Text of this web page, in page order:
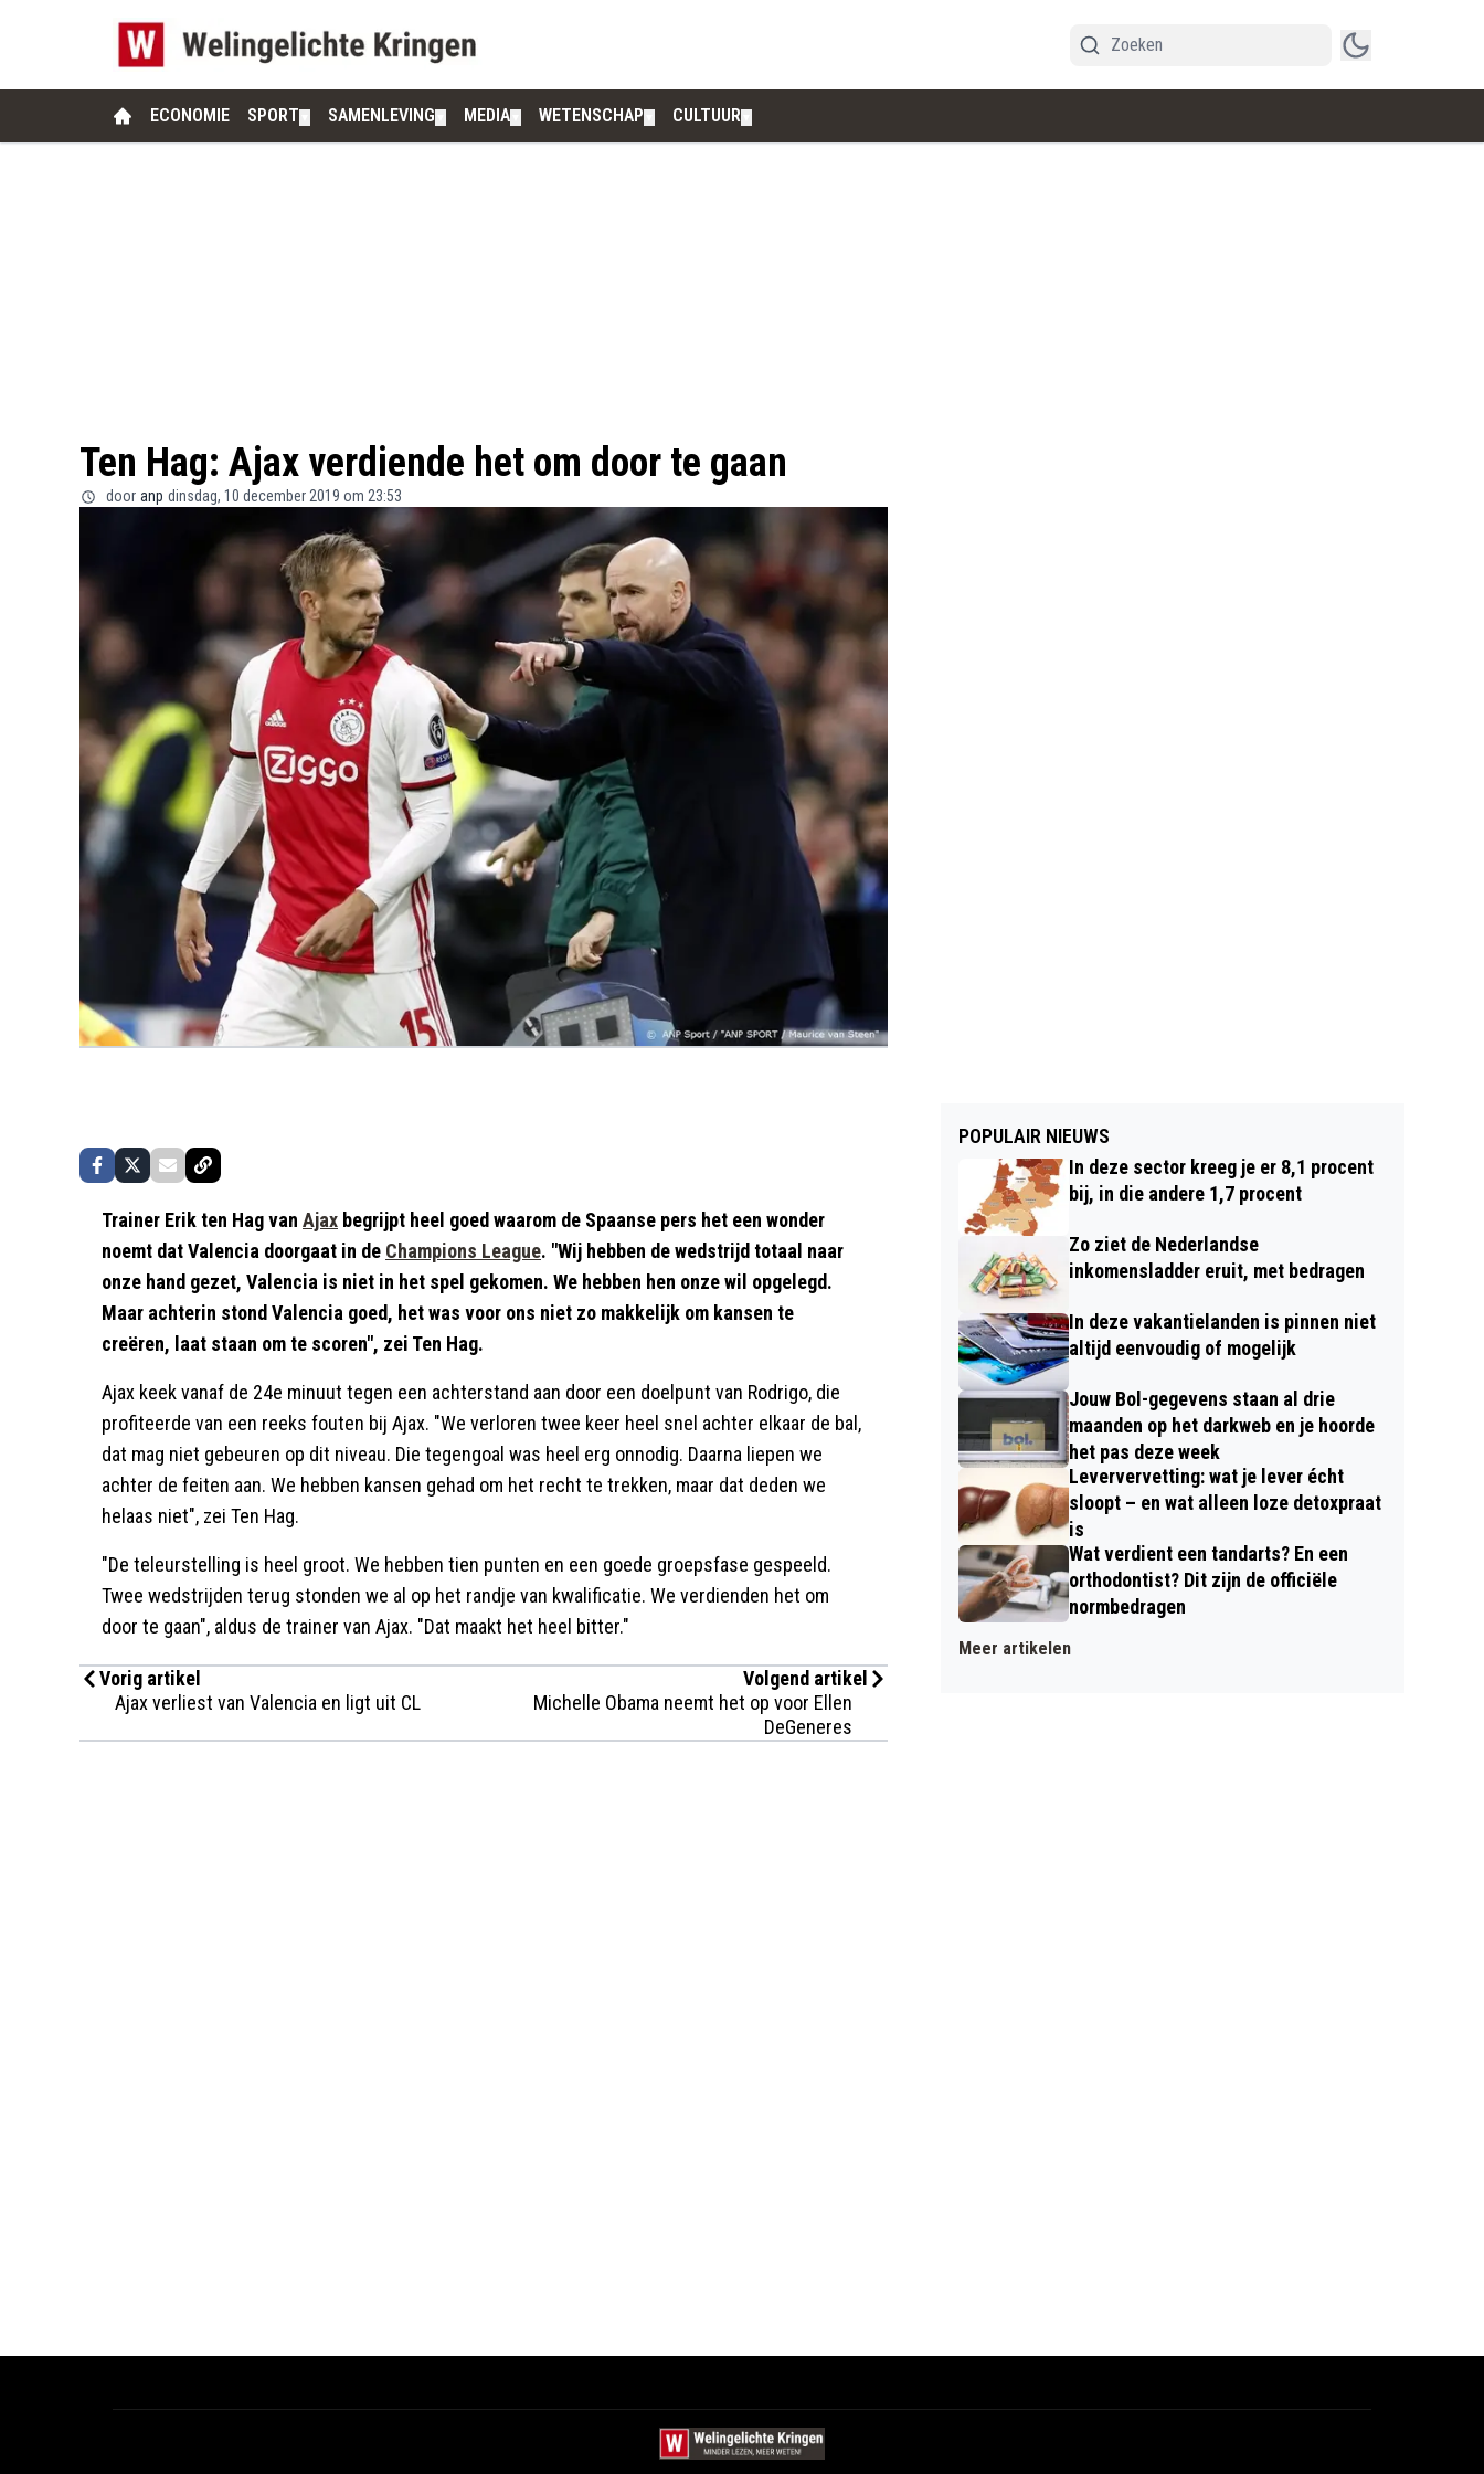
ECONOMIE SPORT SAMENLEVING MEDIA WETENSCHAP CULTUUR
Ten Hag: Ajax verdiende het om door te gaan
door anp dinsdag, 10 december 2019 om 23:53
Trainer Erik ten Hag van Ajax begrijpt heel goed waarom de Spaanse pers het een wonder
noemt dat Valencia doorgaat in de Champions League. "Wij hebben de wedstrijd totaal naar
onze hand gezet, Valencia is niet in het spel gekomen. We hebben hen onze wil opgelegd.
Maar achterin stond Valencia goed, het was voor ons niet zo makkelijk om kansen te
creëren, laat staan om te scoren", zei Ten Hag.
Ajax keek vanaf de 24e minuut tegen een achterstand aan door een doelpunt van Rodrigo, die
profiteerde van een reeks fouten bij Ajax. "We verloren twee keer heel snel achter elkaar de bal,
dat mag niet gebeuren op dit niveau. Die tegengoal was heel erg onnodig. Daarna liepen we
achter de feiten aan. We hebben kansen gehad om het recht te trekken, maar dat deden we
helaas niet", zei Ten Hag.
"De teleurstelling is heel groot. We hebben tien punten en een goede groepsfase gespeeld.
Twee wedstrijden terug stonden we al op het randje van kwalificatie. We verdienden het om
door te gaan", aldus de trainer van Ajax. "Dat maakt het heel bitter."
Vorig artikel
Ajax verliest van Valencia en ligt uit CL
Volgend artikel
Michelle Obama neemt het op voor Ellen
DeGeneres
POPULAIR NIEUWS
In deze sector kreeg je er 8,1 procent
bij, in die andere 1,7 procent
Zo ziet de Nederlandse
inkomensladder eruit, met bedragen
In deze vakantielanden is pinnen niet
altijd eenvoudig of mogelijk
Jouw Bol-gegevens staan al drie
maanden op het darkweb en je hoorde
het pas deze week
Leververvetting: wat je lever écht
sloopt – en wat alleen loze detoxpraat
is
Wat verdient een tandarts? En een
orthodontist? Dit zijn de officiële
normbedragen
Meer artikelen